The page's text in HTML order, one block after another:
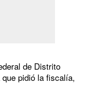
de Distrito
pidió la fiscalía,